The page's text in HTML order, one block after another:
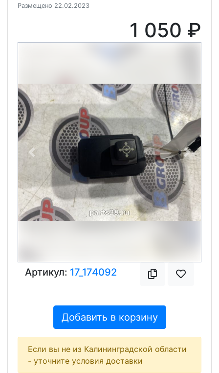
Размещено 22.02.2023
1 050 ₽
Previous Next
Артикул: 17_174092
Добавить в корзину
Если вы не из Калининградской области
- уточните условия доставки